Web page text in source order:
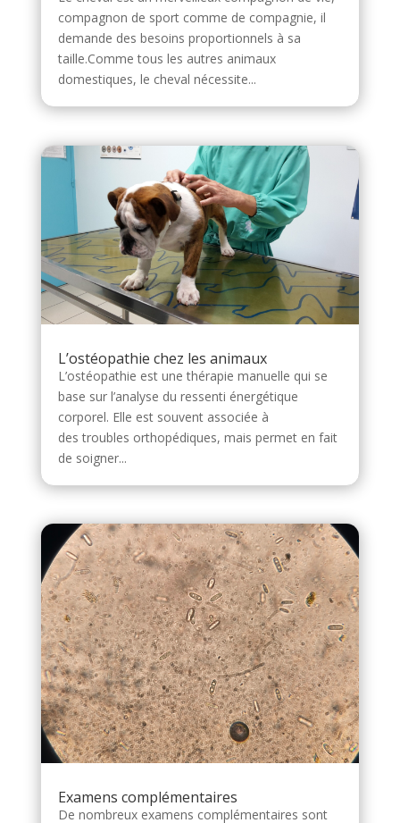
compagnon de sport comme de compagnie, il
demande des besoins proportionnels à sa
taille.Comme tous les autres animaux
domestiques, le cheval nécessite...
L’ostéopathie chez les animaux
L’ostéopathie est une thérapie manuelle qui se
base sur l’analyse du ressenti énergétique
corporel. Elle est souvent associée à
des troubles orthopédiques, mais permet en fait
de soigner...
Examens complémentaires
De nombreux examens complémentaires sont